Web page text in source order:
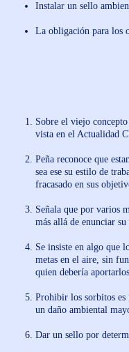
Instalar un sello
La obligación para los
Sobre el viejo
vista en el Actualidad
Peña reconoce que
sea ese su estilo de
fracasado en sus
Señala que por varios
más allá de enunciar
Se insiste en algo que
metas en el aire, sin
quien debería
Prohibir los sorbitos es
un daño ambiental
Dar un sello por